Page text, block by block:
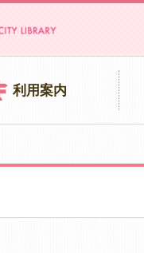
利用案内